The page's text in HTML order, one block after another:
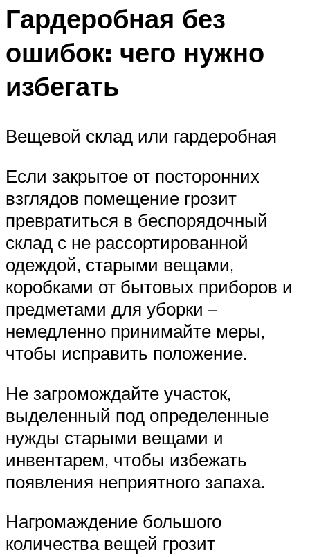
Гардеробная без
ошибок: чего нужно
избегать
Вещевой склад или гардеробная
Если закрытое от посторонних
взглядов помещение грозит
превратиться в беспорядочный
склад с не рассортированной
одеждой, старыми вещами,
коробками от бытовых приборов и
предметами для уборки –
немедленно принимайте меры,
чтобы исправить положение.
Не загромождайте участок,
выделенный под определенные
нужды старыми вещами и
инвентарем, чтобы избежать
появления неприятного запаха.
Нагромаждение большого
количества вещей грозит